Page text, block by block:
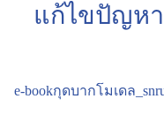
แก้ไขปัญห
e-bookกุดบากโมเดล